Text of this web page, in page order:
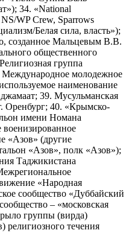
34. «National
WP Crew, Sparrows
Белая сила, власть»);
созданное Мальцевым В.В.
общественного
группа
молодежное
наименование
39. Мусульманская
Оренбург; 40. «Крымско-
имени Номана
«Азов» (другие
«Азов», полк «Азов»);
Таджикистана
«Народная
сообщество «Дуббайский
– «московская
группы (вирда)
религиозного течения